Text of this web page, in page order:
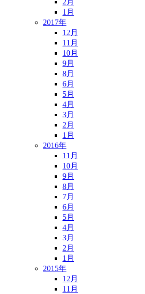
2月
1月
2017年
12月
11月
10月
9月
8月
6月
5月
4月
3月
2月
1月
2016年
11月
10月
9月
8月
7月
6月
5月
4月
3月
2月
1月
2015年
12月
11月